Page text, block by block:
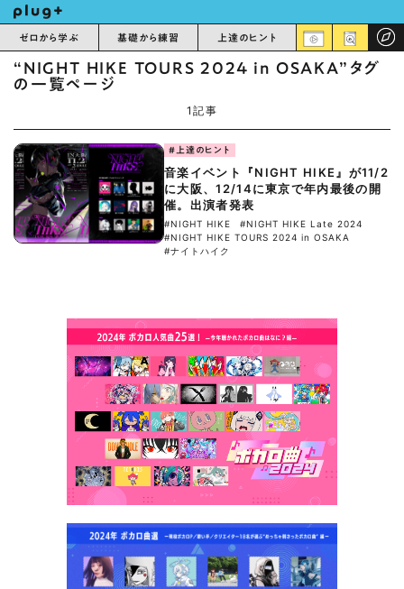
ゼロから学ぶ 基礎から練習 上達のヒント
“NIGHT HIKE TOURS 2024 in OSAKA”タグ
の一覧ページ
1記事
#上達のヒント
音楽イベント『NIGHT HIKE』が11/2
に大阪、12/14に東京で年内最後の開
催。出演者発表
#NIGHT HIKE
#NIGHT HIKE Late 2024
#NIGHT HIKE TOURS 2024 in OSAKA
#ナイトハイク